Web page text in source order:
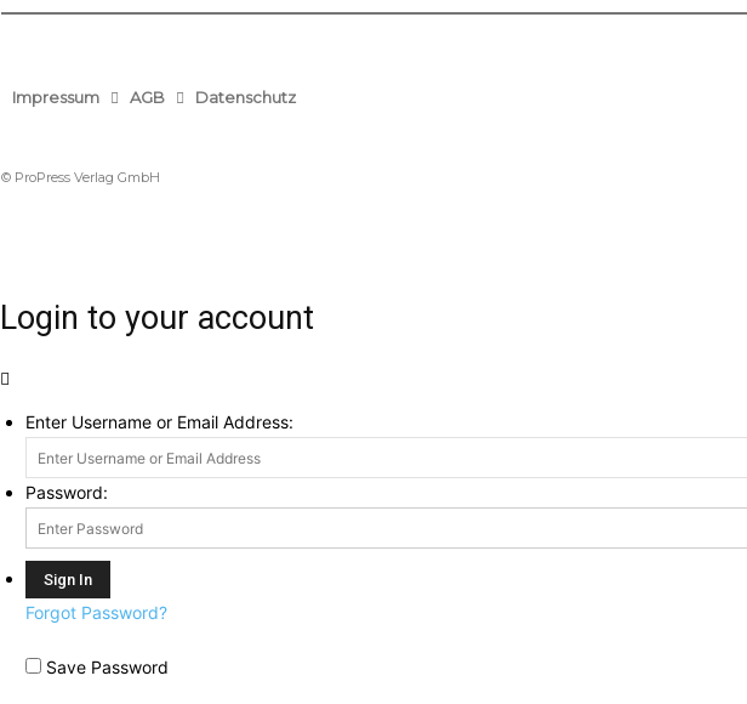
Impressum AGB Datenschutz
© ProPress Verlag GmbH
Login to your account
Enter Username or Email Address:
Password:
Forgot Password?
Save Password